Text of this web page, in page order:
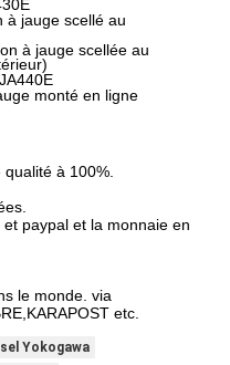
à jauge scellé au
à jauge scellée au
monté en ligne
à 100%.
paypal et la monnaie en
le monde. via
etc.
Yokogawa